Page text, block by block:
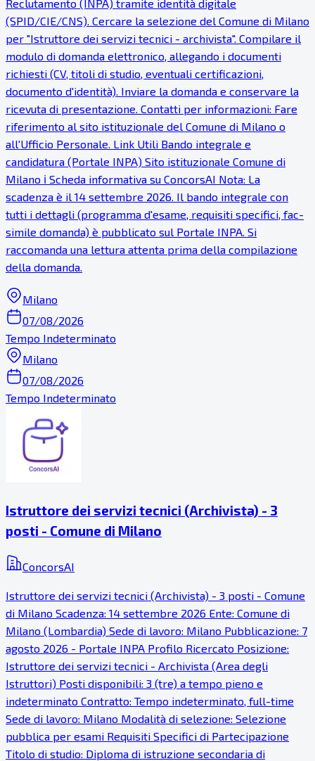
Reclutamento (INPA) tramite identità digitale
(SPID/CIE/CNS). Cercare la selezione del Comune di Milano
per "Istruttore dei servizi tecnici - archivista". Compilare il
modulo di domanda elettronico, allegando i documenti
richiesti (CV, titoli di studio, eventuali certificazioni,
documento d'identità). Inviare la domanda e conservare la
ricevuta di presentazione. Contatti per informazioni: Fare
riferimento al sito istituzionale del Comune di Milano o
all'Ufficio Personale. Link Utili Bando integrale e
candidatura (Portale INPA) Sito istituzionale Comune di
Milano ℹ Scheda informativa su ConcorsAI Nota: La
scadenza è il 14 settembre 2026. Il bando integrale con
tutti i dettagli (programma d'esame, requisiti specifici, fac-
simile domanda) è pubblicato sul Portale INPA. Si
raccomanda una lettura attenta prima della compilazione
della domanda.
Milano
07/08/2026
Tempo Indeterminato
Milano
07/08/2026
Tempo Indeterminato
Istruttore dei servizi tecnici (Archivista) - 3
posti - Comune di Milano
ConcorsAI
Istruttore dei servizi tecnici (Archivista) - 3 posti - Comune
di Milano Scadenza: 14 settembre 2026 Ente: Comune di
Milano (Lombardia) Sede di lavoro: Milano Pubblicazione: 7
agosto 2026 - Portale INPA Profilo Ricercato Posizione:
Istruttore dei servizi tecnici - Archivista (Area degli
Istruttori) Posti disponibili: 3 (tre) a tempo pieno e
indeterminato Contratto: Tempo indeterminato, full-time
Sede di lavoro: Milano Modalità di selezione: Selezione
pubblica per esami Requisiti Specifici di Partecipazione
Titolo di studio: Diploma di istruzione secondaria di